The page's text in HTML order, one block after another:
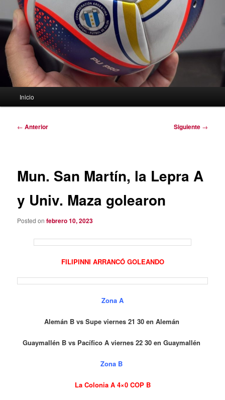
Inicio
Navegación
← Anterior Siguiente →
Mun. San Martín, la Lepra A
y Univ. Maza golearon
Posted onfebrero 10, 2023
FILIPINNI ARRANCÓ GOLEANDO
Zona A
Alemán B vs Supe viernes 21 30 en Alemán
Guaymallén B vs Pacífico A viernes 22 30 en Guaymallén
Zona B
La Colonia A 4×0 COP B